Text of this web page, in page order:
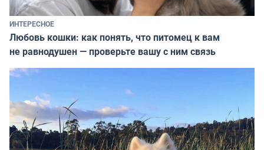
ИНТЕРЕСНОЕ
Любовь кошки: как понять, что питомец к вам
не равнодушен — проверьте вашу с ним связь